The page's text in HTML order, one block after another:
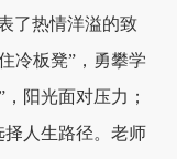
了热情洋溢的致
冷板凳”，勇攀学
阳光面对压力；
择人生路径。老师